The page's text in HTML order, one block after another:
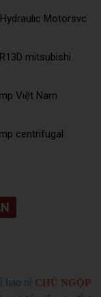
Motorsvc
mitsubishi
Việt Nam
centrifugal
bao rẻ CHỦ NGỘP